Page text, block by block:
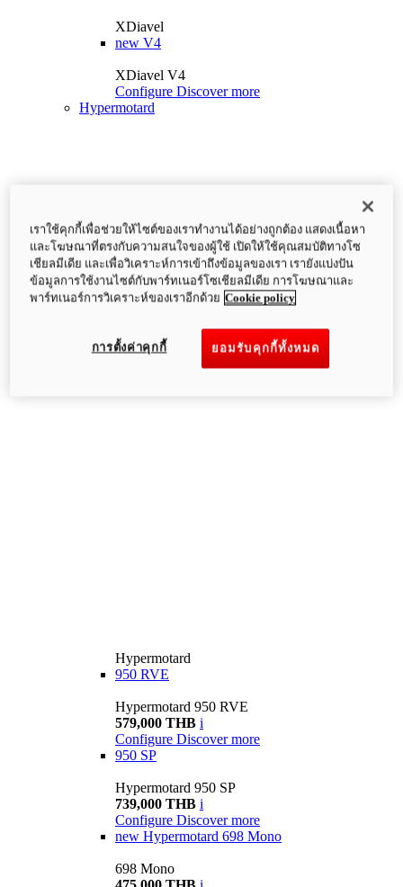
XDiavel
new V4
XDiavel V4
Configure Discover more
Hypermotard
Hypermotard
950 RVE
Hypermotard 950 RVE
579,000 THB i
Configure Discover more
950 SP
Hypermotard 950 SP
739,000 THB i
Configure Discover more
new Hypermotard 698 Mono
698 Mono
เราใช้คุกกี้เพื่อช่วยให้ไซต์ของเราทำงานได้อย่างถูกต้อง แสดงเนื้อหา
และโฆษณาที่ตรงกับความสนใจของผู้ใช้ เปิดให้ใช้คุณสมบัติทางโซ
เชียลมีเดีย และเพื่อวิเคราะห์การเข้าถึงข้อมูลของเรา เรายังแบ่งปัน
ข้อมูลการใช้งานไซต์กับพาร์ทเนอร์โซเชียลมีเดีย การโฆษณาและ
พาร์ทเนอร์การวิเคราะห์ของเราอีกด้วย Cookie policy
ยอมรับคุกกี้ทั้งหมด
การตั้งค่าคุกกี้